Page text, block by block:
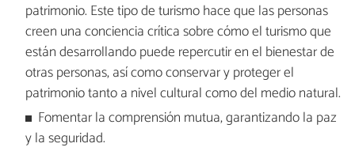
patrimonio. Este tipo de turismo hace que las personas
creen una conciencia crítica sobre cómo el turismo que
están desarrollando puede repercutir en el bienestar de
otras personas, así como conservar y proteger el
patrimonio tanto a nivel cultural como del medio natural.
Fomentar la comprensión mutua, garantizando la paz
y la seguridad.